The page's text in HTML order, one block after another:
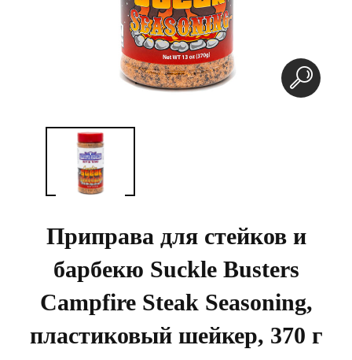
Приправа для стейков и
барбекю Suckle Busters
Campfire Steak Seasoning,
пластиковый шейкер, 370 г